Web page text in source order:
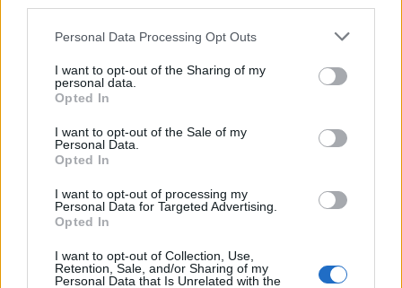
Personal Data Processing Opt Outs
I want to opt-out of the Sharing of my
personal data.
Opted In
I want to opt-out of the Sale of my
Personal Data.
Opted In
I want to opt-out of processing my
Personal Data for Targeted Advertising.
Opted In
I want to opt-out of Collection, Use,
Retention, Sale, and/or Sharing of my
Personal Data that Is Unrelated with the
αναπτυξιακή προοπτική της Καρπάθου.
04.03.2026 - 12.24